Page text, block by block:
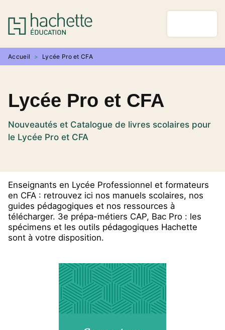
MENU RECHERCHE
PIED DE PAGE
Accueil > Lycée Pro et CFA
Lycée Pro et CFA
Nouveautés et Catalogue de livres scolaires pour
le Lycée Pro et CFA
Enseignants en Lycée Professionnel et formateurs
en CFA : retrouvez ici nos manuels scolaires, nos
guides pédagogiques et nos ressources à
télécharger. 3e prépa-métiers CAP, Bac Pro : les
spécimens et les outils pédagogiques Hachette
sont à votre disposition.